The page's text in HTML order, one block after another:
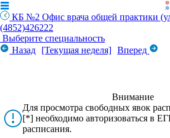
КБ №2 Офис врача общей практики
(4852)426222
Выберите специальность
Назад
[Текущая неделя] Вперед
Внимание
Для просмотра свободных явок
[*] необходимо авторизоваться в
расписания.